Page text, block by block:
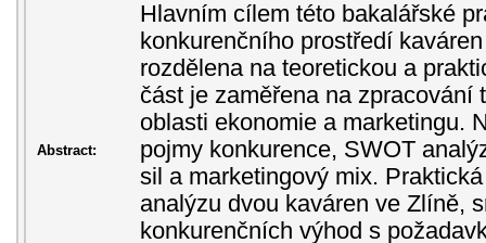
Abstract:
Hlavním cílem této bakalářské
konkurenčního prostředí
rozdělena na teoretickou a
část je zaměřena na zpracování
oblasti ekonomie a marketingu.
pojmy konkurence, SWOT
sil a marketingový mix.
analýzu dvou kaváren ve Zlíně,
konkurenčních výhod s